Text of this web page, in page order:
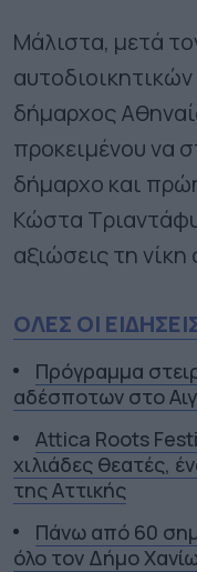
Μάλιστα, μετά
δήμαρχος
προκειμένου να
δήμαρχο και
Κώστα
αξιώσεις τη
ΟΛΕΣ ΟΙ
Πρόγραμμα
αδέσποτων στο
Attica Roots
χιλιάδες θεατές,
της Αττικής
Πάνω από 60
όλο τον Δήμο